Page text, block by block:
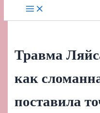
Травма
как
поставила